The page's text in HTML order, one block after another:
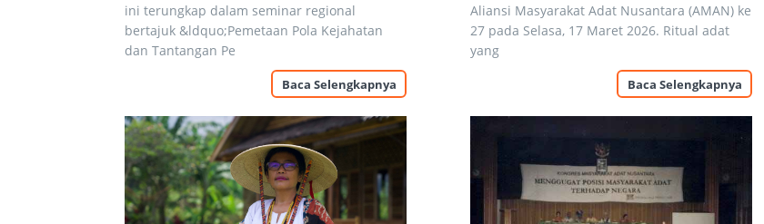
ini terungkap dalam seminar regional
bertajuk &ldquo;Pemetaan Pola Kejahatan
dan Tantangan Pe
Baca Selengkapnya
Aliansi Masyarakat Adat Nusantara (AMAN) ke
27 pada Selasa, 17 Maret 2026. Ritual adat
yang
Baca Selengkapnya